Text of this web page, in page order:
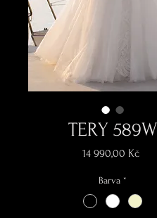
TERY 589W
14 990,00 KčCena
Barva *